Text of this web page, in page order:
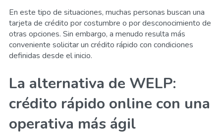
En este tipo de situaciones, muchas personas buscan una
tarjeta de crédito por costumbre o por desconocimiento de
otras opciones. Sin embargo, a menudo resulta más
conveniente solicitar un crédito rápido con condiciones
definidas desde el inicio.
La alternativa de WELP:
crédito rápido online con una
operativa más ágil